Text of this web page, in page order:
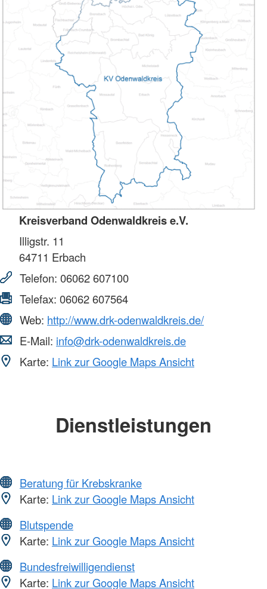
Kreisverband Odenwaldkreis e.V.
Illigstr. 11
64711 Erbach
Telefon: 06062 607100
Telefax: 06062 607564
Web: http://www.drk-odenwaldkreis.de/
E-Mail: info@drk-odenwaldkreis.de
Karte: Link zur Google Maps Ansicht
Dienstleistungen
Beratung für Krebskranke
Karte: Link zur Google Maps Ansicht
Blutspende
Karte: Link zur Google Maps Ansicht
Bundesfreiwilligendienst
Karte: Link zur Google Maps Ansicht